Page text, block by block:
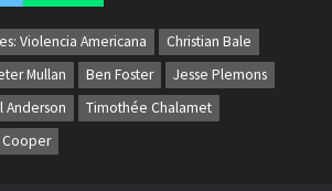
Violencia Americana
Christian Bale
Mullan Ben Foster
Jesse Plemons
Anderson
Timothée Chalamet